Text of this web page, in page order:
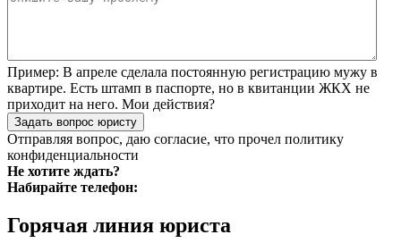
Пример: В апреле сделала постоянную регистрацию мужу в
квартире. Есть штамп в паспорте, но в квитанции ЖКХ не
приходит на него. Мои действия?
Задать вопрос юристу
Отправляя вопрос, даю согласие, что прочел политику
конфиденциальности
Не хотите ждать?
Набирайте телефон:
Горячая линия юриста